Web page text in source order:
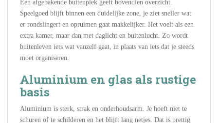
Een afgebakende buitenplek geeft bovendien overzicht.
Speelgoed blijft binnen een duidelijke zone, je ziet sneller wat
er rondslingert en opruimen gaat makkelijker. Het voelt als een
extra kamer, maar dan met daglicht en buitenlucht. Zo wordt
buitenleven iets wat vanzelf gaat, in plaats van iets dat je steeds
moet organiseren.
Aluminium en glas als rustige
basis
Aluminium is sterk, strak en onderhoudsarm. Je hoeft niet te
schuren of te schilderen en het blijft lang netjes. Dat is prettig